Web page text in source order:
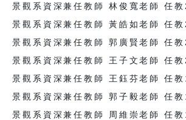
景觀系資深兼任教師 林俊寬老師 任
景觀系資深兼任教師 黃皓如老師 任
景觀系資深兼任教師 郭廣賢老師 任
景觀系資深兼任教師 王子文老師 任
景觀系資深兼任教師 王鈺芬老師 任
景觀系資深兼任教師 郭子毅老師 任
景觀系資深兼任教師 周維崇老師 任